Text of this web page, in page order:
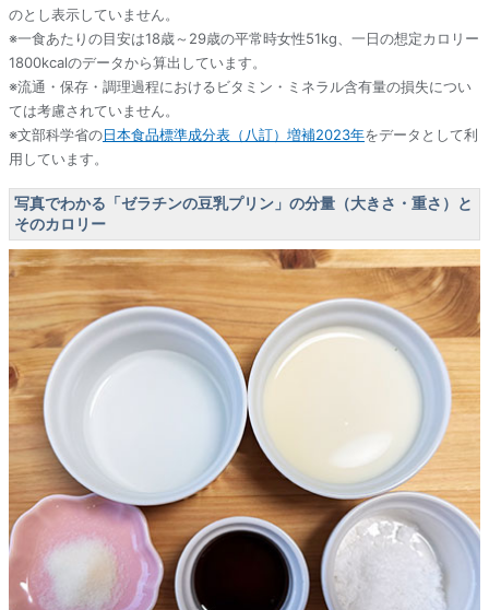
のとし表示していません。
※一食あたりの目安は18歳～29歳の平常時女性51kg、一日の想定カロリー
1800kcalのデータから算出しています。
※流通・保存・調理過程におけるビタミン・ミネラル含有量の損失につい
ては考慮されていません。
※文部科学省の日本食品標準成分表（八訂）増補2023年をデータとして利
用しています。
写真でわかる「ゼラチンの豆乳プリン」の分量（大きさ・重さ）と
そのカロリー